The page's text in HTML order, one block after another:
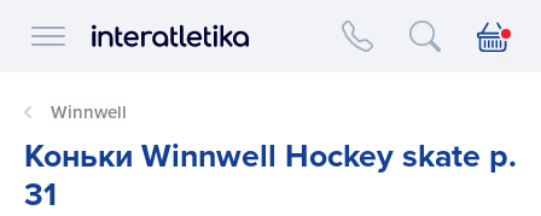
Interatletika logo
Winnwell
Коньки Winnwell Hockey skate р.
31